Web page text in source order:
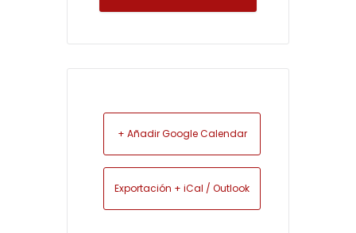
+ Añadir Google Calendar
Exportación + iCal / Outlook